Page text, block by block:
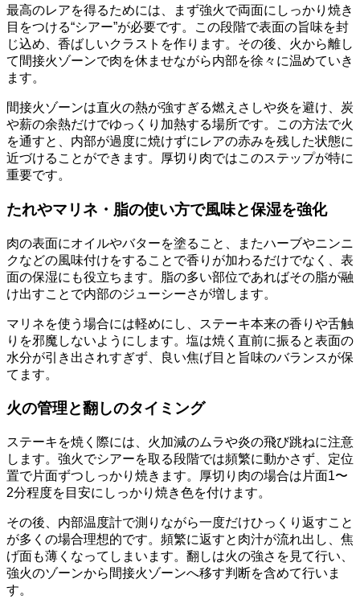
最高のレアを得るためには、まず強火で両面にしっかり焼き
目をつける“シアー”が必要です。この段階で表面の旨味を封
じ込め、香ばしいクラストを作ります。その後、火から離し
て間接火ゾーンで肉を休ませながら内部を徐々に温めていき
ます。
間接火ゾーンは直火の熱が強すぎる燃えさしや炎を避け、炭
や薪の余熱だけでゆっくり加熱する場所です。この方法で火
を通すと、内部が過度に焼けずにレアの赤みを残した状態に
近づけることができます。厚切り肉ではこのステップが特に
重要です。
たれやマリネ・脂の使い方で風味と保湿を強化
肉の表面にオイルやバターを塗ること、またハーブやニンニ
クなどの風味付けをすることで香りが加わるだけでなく、表
面の保湿にも役立ちます。脂の多い部位であればその脂が融
け出すことで内部のジューシーさが増します。
マリネを使う場合には軽めにし、ステーキ本来の香りや舌触
りを邪魔しないようにします。塩は焼く直前に振ると表面の
水分が引き出されすぎず、良い焦げ目と旨味のバランスが保
てます。
火の管理と翻しのタイミング
ステーキを焼く際には、火加減のムラや炎の飛び跳ねに注意
します。強火でシアーを取る段階では頻繁に動かさず、定位
置で片面ずつしっかり焼きます。厚切り肉の場合は片面1〜
2分程度を目安にしっかり焼き色を付けます。
その後、内部温度計で測りながら一度だけひっくり返すこと
が多くの場合理想的です。頻繁に返すと肉汁が流れ出し、焦
げ面も薄くなってしまいます。翻しは火の強さを見て行い、
強火のゾーンから間接火ゾーンへ移す判断を含めて行いま
す。